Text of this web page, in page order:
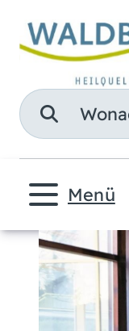
Suche
Menü